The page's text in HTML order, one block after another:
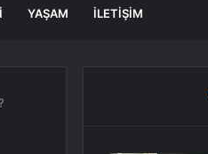
YAŞAM İLETIŞIM